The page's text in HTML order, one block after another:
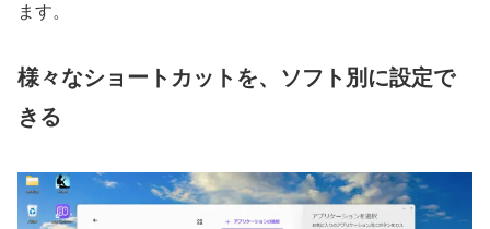
ます。
様々なショートカットを、ソフト別に設定で
きる